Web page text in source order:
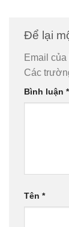
Để lại
Email
Các
Bình luận *
Tên *